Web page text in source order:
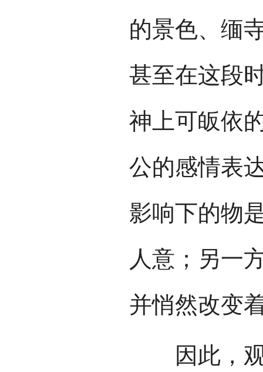
的景色、缅
甚至在这段
神上可皈依
公的感情表
影响下的物
人意；另一
并悄然改变
因此，观